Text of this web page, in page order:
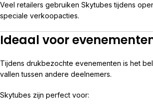
Veel retailers gebruiken Skytubes tijdens
speciale verkoopacties.
Ideaal voor
Tijdens drukbezochte evenementen is het
vallen tussen andere deelnemers.
Skytubes zijn perfect voor: